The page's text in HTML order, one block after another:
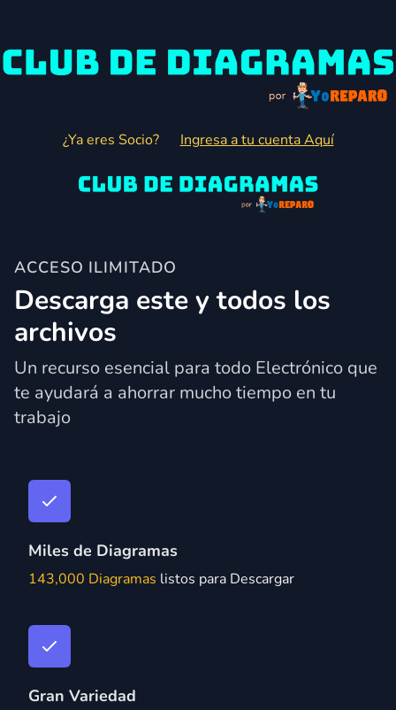
¿Ya eres Socio? Ingresa a tu cuenta Aquí
ACCESO ILIMITADO
Descarga este y todos los
archivos
Un recurso esencial para todo Electrónico que
te ayudará a ahorrar mucho tiempo en tu
trabajo
Miles de Diagramas
143,000 Diagramas listos para Descargar
Gran Variedad